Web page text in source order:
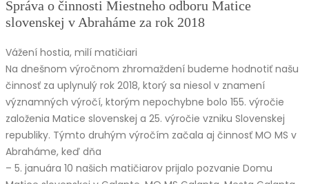
Správa o činnosti Miestneho odboru Matice
slovenskej v Abraháme za rok 2018
Vážení hostia, milí matičiari
Na dnešnom výročnom zhromaždení budeme hodnotiť našu
činnosť za uplynulý rok 2018, ktorý sa niesol v znamení
významných výročí, ktorým nepochybne bolo 155. výročie
založenia Matice slovenskej a 25. výročie vzniku Slovenskej
republiky. Týmto druhým výročím začala aj činnosť MO MS v
Abraháme, keď dňa
– 5. januára 10 našich matičiarov prijalo pozvanie Domu